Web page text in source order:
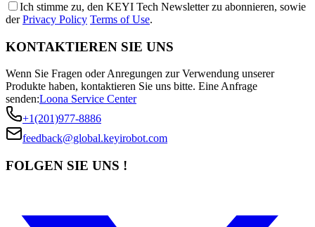
Ich stimme zu, den KEYI Tech Newsletter zu abonnieren, sowie
derPrivacy Policy Terms of Use.
KONTAKTIEREN SIE UNS
Wenn Sie Fragen oder Anregungen zur Verwendung unserer
Produkte haben, kontaktieren Sie uns bitte. Eine Anfrage
senden:Loona Service Center
+1(201)977-8886
feedback@global.keyirobot.com
FOLGEN SIE UNS !